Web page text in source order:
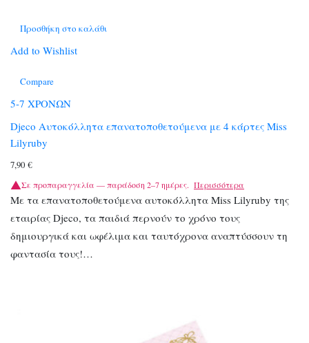
Προσθήκη στο καλάθι
Add to Wishlist
Compare
5-7 ΧΡΟΝΩΝ
Djeco Αυτοκόλλητα επανατοποθετούμενα με 4 κάρτες Miss
Lilyruby
7,90 €
Σε προπαραγγελία — παράδοση 2–7 ημέρες. Περισσότερα
Με τα επανατοποθετούμενα αυτοκόλλητα Miss Lilyruby της
εταιρίας Djeco, τα παιδιά περνούν το χρόνο τους
δημιουργικά και ωφέλιμα και ταυτόχρονα αναπτύσσουν τη
φαντασία τους!…